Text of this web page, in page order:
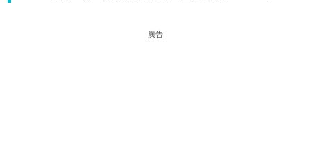
廣告